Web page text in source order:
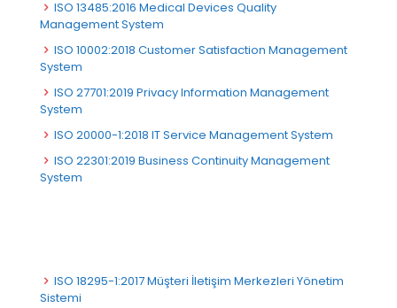
ISO 13485:2016 Medical Devices Quality
Management System
ISO 10002:2018 Customer Satisfaction Management
System
ISO 27701:2019 Privacy Information Management
System
ISO 20000-1:2018 IT Service Management System
ISO 22301:2019 Business Continuity Management
System
ISO 18295-1:2017 Müşteri İletişim Merkezleri Yönetim
Sistemi